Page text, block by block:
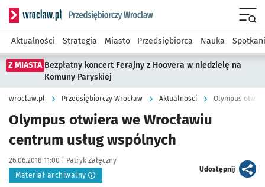
Serwis informacyjny wroclaw.pl podserwis: Strategia
Aktualności Strategia Miasto Przedsiębiorca Nauka
Z MIASTA Bezpłatny koncert Ferajny z Hoovera w niedzielę na
Komuny Paryskiej
wroclaw.pl Przedsiębiorczy Wrocław Aktualności Olympus
Olympus otwiera we Wrocławiu
centrum usług wspólnych
Data publikacji:
26.06.2018 11:00 | Autor:
Patryk Załęczny
Materiał archiwalny
Udostępnijartykuł